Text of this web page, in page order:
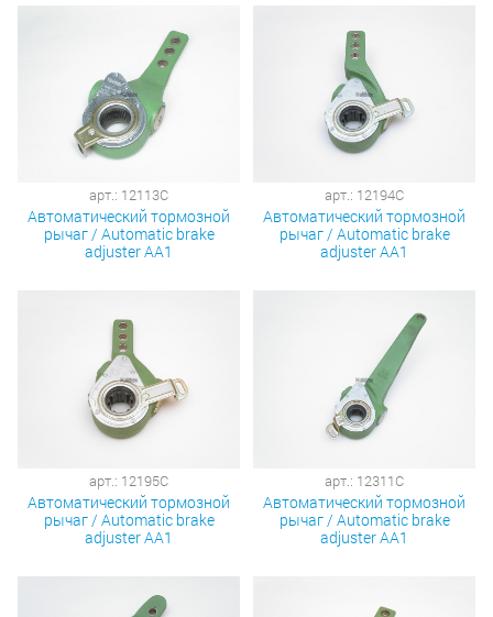
арт.: 12113C
Автоматический тормозной
рычаг / Automatic brake
adjuster AA1
арт.: 12194C
Автоматический тормозной
рычаг / Automatic brake
adjuster AA1
арт.: 12195C
Автоматический тормозной
рычаг / Automatic brake
adjuster AA1
арт.: 12311C
Автоматический тормозной
рычаг / Automatic brake
adjuster AA1